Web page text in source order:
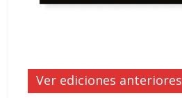
Ver ediciones anteriores